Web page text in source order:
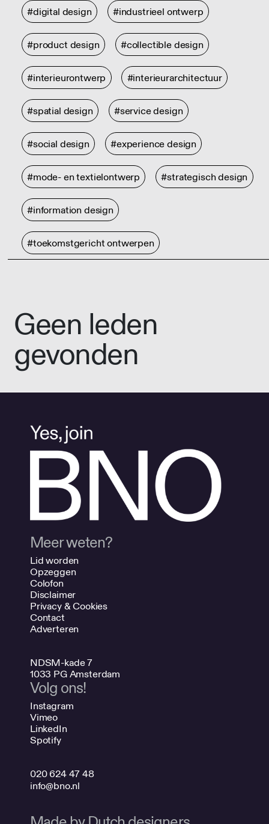
#digital design #industrieel ontwerp
#product design #collectible design
#interieurontwerp #interieurarchitectuur
#spatial design #service design
#social design #experience design
#mode- en textielontwerp #strategisch design
#information design
#toekomstgericht ontwerpen
Geen leden
gevonden
Meer weten?
Lid worden
Opzeggen
Colofon
Disclaimer
Privacy & Cookies
Contact
Adverteren
NDSM-kade 7
1033 PG Amsterdam
Volg ons!
Instagram
Vimeo
LinkedIn
Spotify
020 624 47 48
info@bno.nl